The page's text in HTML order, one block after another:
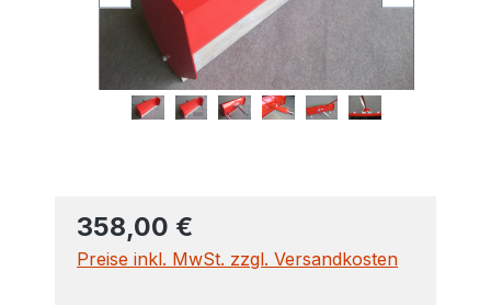
358,00 €
Preise inkl. MwSt. zzgl. Versandkosten